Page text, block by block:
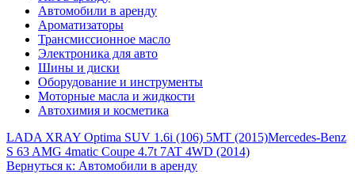
Автомобили в аренду
Ароматизаторы
Трансмиссионное масло
Электроника для авто
Шины и диски
Оборудование и инструменты
Моторные масла и жидкости
Автохимия и косметика
LADA XRAY Optima SUV 1.6i (106) 5MT (2015)Mercedes-Benz
S 63 AMG 4matic Coupe 4.7t 7AT 4WD (2014)
Вернуться к: Автомобили в аренду